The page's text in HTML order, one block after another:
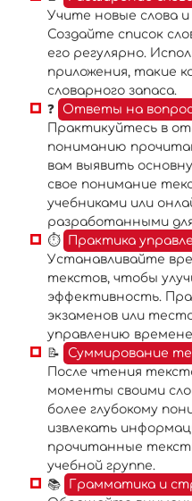
Учите новые слова
Создайте список
его регулярно.
приложения, такие
словарного запаса.
❓
Ответы на
Практикуйтесь в
пониманию
вам выявить
свое понимание
учебниками или
разработанными
⏱
Практика
Устанавливайте
текстов, чтобы
эффективность.
экзаменов или
управлению
📝
Суммирование
После чтения
моменты своими
более глубокому
извлекать
прочитанные
учебной группе.
📚
Грамматика и